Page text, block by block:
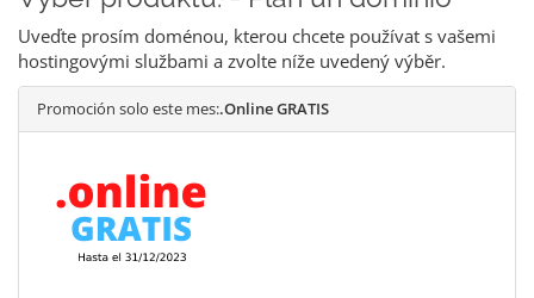
Uveďte prosím doménou, kterou chcete používat s vašemi
hostingovými službami a zvolte níže uvedený výběr.
Promoción solo este mes:.Online GRATIS